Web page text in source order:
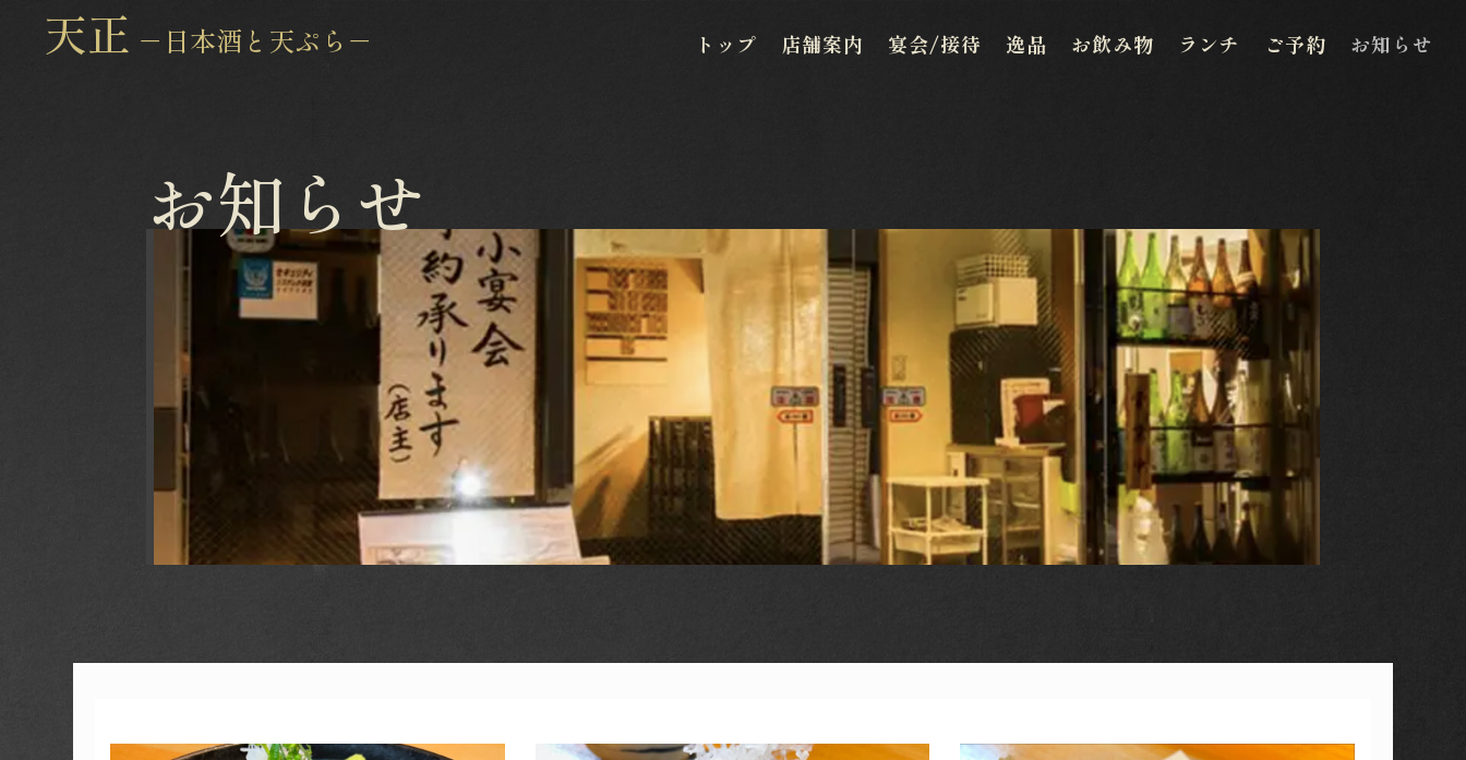
天正 －日本酒と天ぷら－ トップ 店舗案内 宴会/接待 逸品 お飲み物 ランチ ご予約 お知らせ
お知らせ